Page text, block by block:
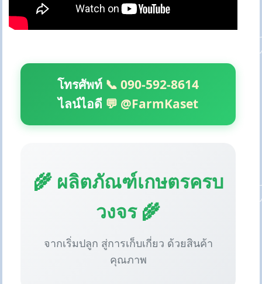
โทรศัพท์ 📞 090-592-8614
ไลน์ไอดี 💬 @FarmKaset
🌾 ผลิตภัณฑ์เกษตรครบ
วงจร 🌾
จากเริ่มปลูก สู่การเก็บเกี่ยว ด้วยสินค้า
คุณภาพ